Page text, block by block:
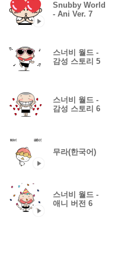
Snubby World
- Ani Ver. 7
스너비 월드 -
감성 스토리 5
스너비 월드 -
감성 스토리 6
무라(한국어)
스너비 월드 -
애니 버전 6